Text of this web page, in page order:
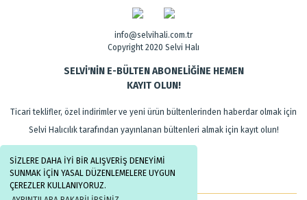
SİZLERE DAHA İYİ BİR ALIŞVERİŞ DENEYİMİ
SUNMAK İÇİN YASAL DÜZENLEMELERE UYGUN
ÇEREZLER KULLANIYORUZ.
info@selvihali.com.tr
Copyright 2020 Selvi Halı
SELVİ'NİN E-BÜLTEN ABONELİĞİNE HEMEN
KAYIT OLUN!
Ticari teklifler, özel indirimler ve yeni ürün bültenlerinden haberdar olmak için
Selvi Halıcılık tarafından yayınlanan bültenleri almak için kayıt olun!